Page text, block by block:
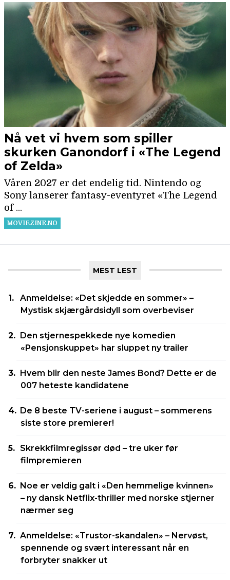
MEST LEST
Anmeldelse: «Det skjedde en sommer» –
Mystisk skjærgårdsidyll som overbeviser
Den stjernespekkede nye komedien
«Pensjonskuppet» har sluppet ny trailer
Hvem blir den neste James Bond? Dette er de
007 heteste kandidatene
De 8 beste TV-seriene i august – sommerens
siste store premierer!
Skrekkfilmregissør død – tre uker før
filmpremieren
Noe er veldig galt i «Den hemmelige kvinnen»
– ny dansk Netflix-thriller med norske stjerner
nærmer seg
Anmeldelse: «Trustor-skandalen» – Nervøst,
spennende og svært interessant når en
forbryter snakker ut